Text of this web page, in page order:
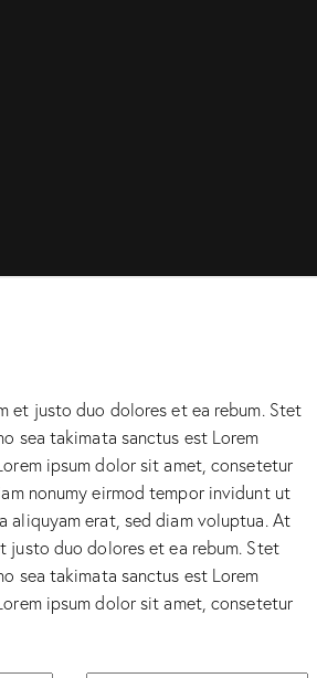
et justo duo dolores et ea rebum. Stet
sea takimata sanctus est Lorem
ipsum dolor sit amet, consetetur
nonumy eirmod tempor invidunt ut
aliquyam erat, sed diam voluptua. At
justo duo dolores et ea rebum. Stet
sea takimata sanctus est Lorem
ipsum dolor sit amet, consetetur